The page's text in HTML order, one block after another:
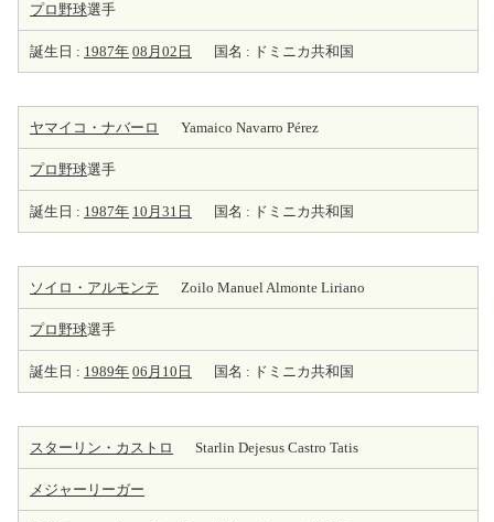
プロ野球選手
誕生日 : 1987年 08月02日 国名 : ドミニカ共和国
ヤマイコ・ナバーロ Yamaico Navarro Pérez
プロ野球選手
誕生日 : 1987年 10月31日 国名 : ドミニカ共和国
ソイロ・アルモンテ Zoilo Manuel Almonte Liriano
プロ野球選手
誕生日 : 1989年 06月10日 国名 : ドミニカ共和国
スターリン・カストロ Starlin Dejesus Castro Tatis
メジャーリーガー